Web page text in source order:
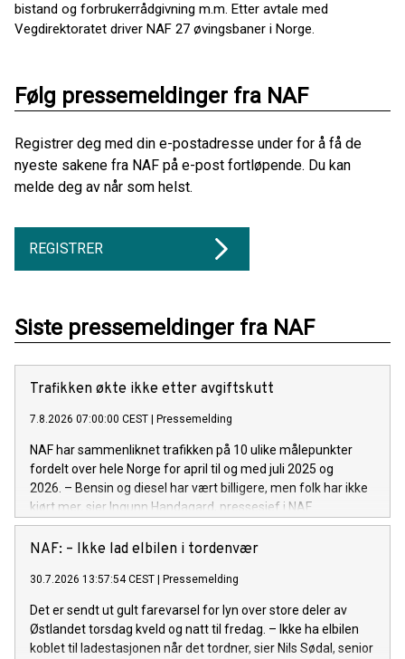
bistand og forbrukerrådgivning m.m. Etter avtale med
Vegdirektoratet driver NAF 27 øvingsbaner i Norge.
Følg pressemeldinger fra NAF
Registrer deg med din e-postadresse under for å få de
nyeste sakene fra NAF på e-post fortløpende. Du kan
melde deg av når som helst.
REGISTRER
Siste pressemeldinger fra NAF
Trafikken økte ikke etter avgiftskutt
7.8.2026 07:00:00 CEST Pressemelding
NAF har sammenliknet trafikken på 10 ulike målepunkter
fordelt over hele Norge for april til og med juli 2025 og
2026. – Bensin og diesel har vært billigere, men folk har ikke
kjørt mer, sier Ingunn Handagard, pressesjef i NAF.
NAF: – Ikke lad elbilen i tordenvær
30.7.2026 13:57:54 CEST Pressemelding
Det er sendt ut gult farevarsel for lyn over store deler av
Østlandet torsdag kveld og natt til fredag. – Ikke ha elbilen
koblet til ladestasjonen når det tordner, sier Nils Sødal, senior